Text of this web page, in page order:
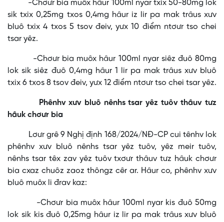
-Chơưr bia muôx hâur 100ml nyar txix 50-80mg lok
sik txix 0,25mg txos 0,4mg hâur iz lir pa mak trâus xưv
bluô txix 4 txos 5 tsov đeiv, yưx 10 điểm ntơưr tso chei
tsar yêz.
-Chơưr bia muôx hâur 100ml nyar siêz đuô 80mg
lok sik siêz đuô 0,4mg hâur 1 lir pa mak trâus xưv bluô
txix 6 txos 8 tsov đeiv, yưx 12 điểm ntơưr tso chei tsar yêz.
Phênhv xưv bluô nênhs tsar yêz tuôv thâuv tưz
hâuk chơưr bia
Lơưr grê 9 Nghị định 168/2024/NĐ-CP cui tênhv lok
phênhv xưv bluô nênhs tsar yêz tuôv, yêz meir tuôv,
nênhs tsar têx zav yêz tuôv txơưr thâuv tưz hâuk chơưr
bia cxaz chuôz zaoz thôngz cêr ar. Hâur co, phênhv xưv
bluô muôx li đrav kaz:
-Chơưr bia muôx hâur 100ml nyar kis đuô 50mg
lok sik kis đuô 0,25mg hâur iz lir pa mak trâus xưv bluô